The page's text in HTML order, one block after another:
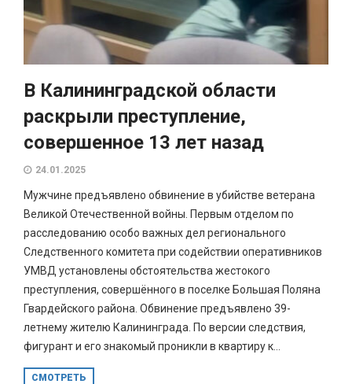
В Калининградской области
раскрыли преступление,
совершенное 13 лет назад
24.01.2025
Мужчине предъявлено обвинение в убийстве ветерана
Великой Отечественной войны. Первым отделом по
расследованию особо важных дел регионального
Следственного комитета при содействии оперативников
УМВД установлены обстоятельства жестокого
преступления, совершённого в поселке Большая Поляна
Гвардейского района. Обвинение предъявлено 39-
летнему жителю Калининграда. По версии следствия,
фигурант и его знакомый проникли в квартиру к...
СМОТРЕТЬ